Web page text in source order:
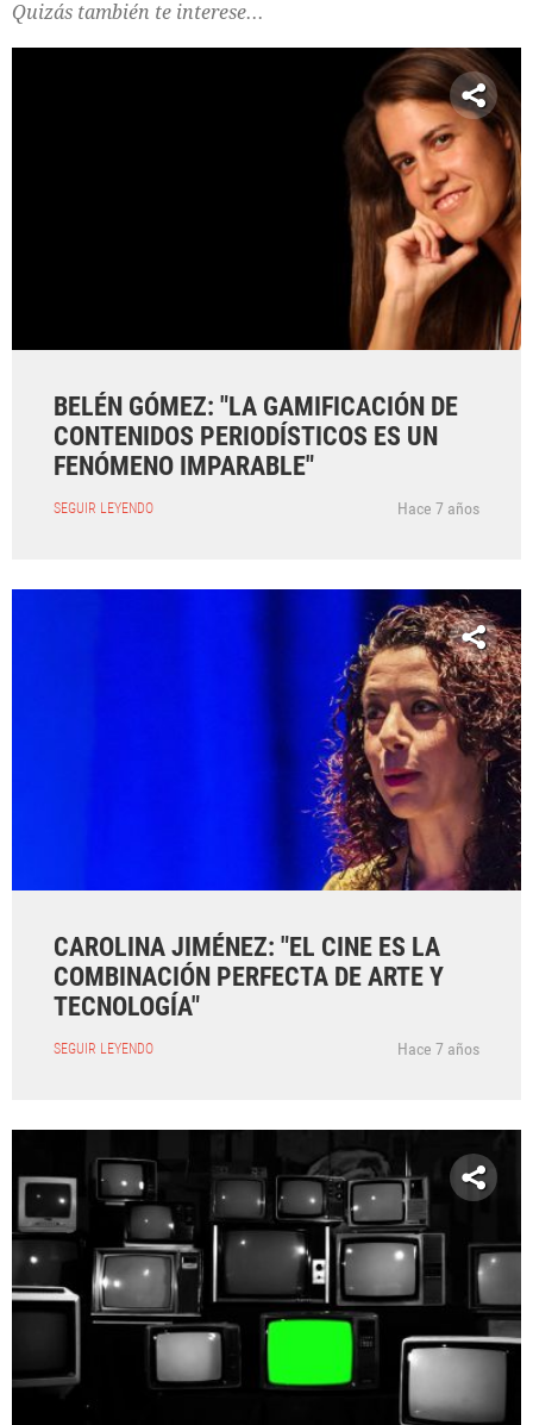
Quizás también te interese...
BELÉN GÓMEZ: "LA GAMIFICACIÓN DE
CONTENIDOS PERIODÍSTICOS ES UN
FENÓMENO IMPARABLE"
SEGUIR LEYENDO Hace 7 años
CAROLINA JIMÉNEZ: "EL CINE ES LA
COMBINACIÓN PERFECTA DE ARTE Y
TECNOLOGÍA"
SEGUIR LEYENDO Hace 7 años